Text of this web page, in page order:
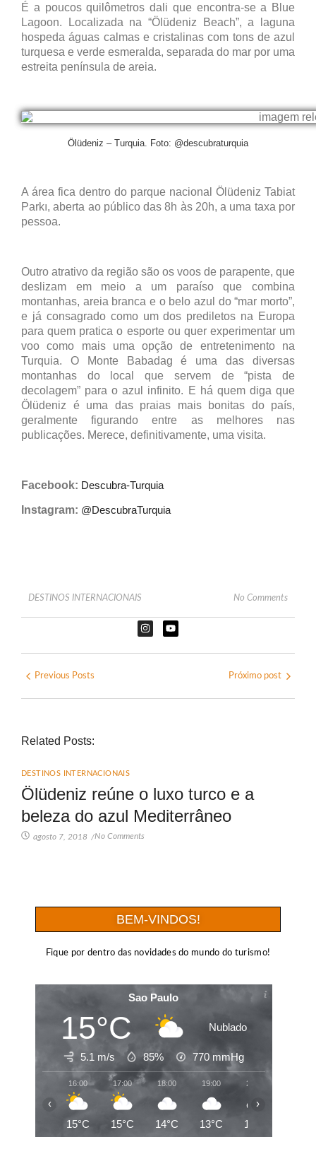
É a poucos quilômetros dali que encontra-se a Blue
Lagoon. Localizada na “Ölüdeniz Beach”, a laguna
hospeda águas calmas e cristalinas com tons de azul
turquesa e verde esmeralda, separada do mar por uma
estreita península de areia.
Ölüdeniz – Turquia. Foto: @descubraturquia
A área fica dentro do parque nacional Ölüdeniz Tabiat
Parkı, aberta ao público das 8h às 20h, a uma taxa por
pessoa.
Outro atrativo da região são os voos de parapente, que
deslizam em meio a um paraíso que combina
montanhas, areia branca e o belo azul do “mar morto”,
e já consagrado como um dos prediletos na Europa
para quem pratica o esporte ou quer experimentar um
voo como mais uma opção de entretenimento na
Turquia. O Monte Babadag é uma das diversas
montanhas do local que servem de “pista de
decolagem” para o azul infinito. E há quem diga que
Ölüdeniz é uma das praias mais bonitas do país,
geralmente figurando entre as melhores nas
publicações. Merece, definitivamente, uma visita.
Facebook: Descubra-Turquia
Instagram: @DescubraTurquia
DESTINOS INTERNACIONAIS No Comments
Previous Posts Próximo post
Related Posts:
DESTINOS INTERNACIONAIS
Ölüdeniz reúne o luxo turco e a
beleza do azul Mediterrâneo
agosto 7, 2018 /No Comments
BEM-VINDOS!
Fique por dentro das novidades do mundo do turismo!
Sao Paulo
15°C Nublado
5.1 m/s 85% 770 mmHg
16:00
15°C
17:00
15°C
18:00
14°C
19:00
13°C
20:00
13°C
‹ ›